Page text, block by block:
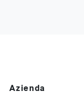
Azienda